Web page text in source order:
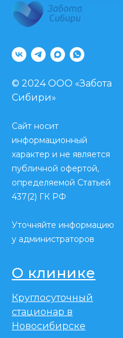
© 2024 ООО «Забота
Сибири»
Сайт носит
информационный
характер и не является
публичной офертой,
определяемой Статьей
437(2) ГК РФ
Уточняйте информацию
у администраторов
О клинике
Круглосуточный
стационар в
Новосибирске
Информация,
не может быть
постановки диагноза,
лечения. Необходима
Лицензия № Л041-01125-